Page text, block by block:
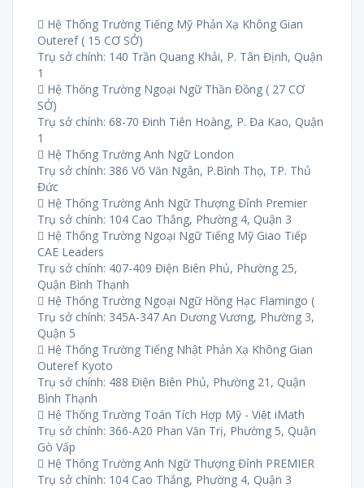
 Hệ Thống Trường Tiếng Mỹ Phản Xạ Không Gian
Outeref ( 15 CƠ SỞ)
Trụ sở chính: 140 Trần Quang Khải, P. Tân Định, Quận
1
 Hệ Thống Trường Ngoại Ngữ Thần Đồng ( 27 CƠ
SỞ)
Trụ sở chính: 68-70 Đinh Tiên Hoàng, P. Đa Kao, Quận
1
 Hệ Thống Trường Anh Ngữ London
Trụ sở chính: 386 Võ Văn Ngân, P.Bình Thọ, TP. Thủ
Đức
 Hệ Thống Trường Anh Ngữ Thượng Đỉnh Premier
Trụ sở chính: 104 Cao Thắng, Phường 4, Quận 3
 Hệ Thống Trường Ngoại Ngữ Tiếng Mỹ Giao Tiếp
CAE Leaders
Trụ sở chính: 407-409 Điện Biên Phủ, Phường 25,
Quận Bình Thạnh
 Hệ Thống Trường Ngoại Ngữ Hồng Hạc Flamingo (
Trụ sở chính: 345A-347 An Dương Vương, Phường 3,
Quận 5
 Hệ Thống Trường Tiếng Nhật Phản Xạ Không Gian
Outeref Kyoto
Trụ sở chính: 488 Điện Biên Phủ, Phường 21, Quận
Bình Thạnh
 Hệ Thống Trường Toán Tích Hợp Mỹ - Việt iMath
Trụ sở chính: 366-A20 Phan Văn Trị, Phường 5, Quận
Gò Vấp
 Hệ Thống Trường Anh Ngữ Thượng Đỉnh PREMIER
Trụ sở chính: 104 Cao Thắng, Phường 4, Quận 3